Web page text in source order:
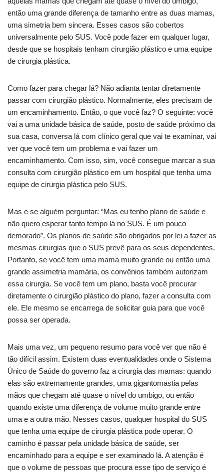
então uma grande diferença de tamanho entre as duas mamas,
uma simetria bem sincera. Esses casos são cobertos
universalmente pelo SUS. Você pode fazer em qualquer lugar,
desde que se hospitais tenham cirurgião plástico e uma equipe
de cirurgia plástica.
Como fazer para chegar lá? Não adianta tentar diretamente
passar com cirurgião plástico. Normalmente, eles precisam de
um encaminhamento. Então, o que você faz? O seguinte: você
vai a uma unidade básica de saúde, posto de saúde próximo da
sua casa, conversa lá com clínico geral que vai te examinar, vai
ver que você tem um problema e vai fazer um
encaminhamento. Com isso, sim, você consegue marcar a sua
consulta com cirurgião plástico em um hospital que tenha uma
equipe de cirurgia plástica pelo SUS.
Mas e se alguém perguntar: “Mas eu tenho plano de saúde e
não quero esperar tanto tempo lá no SUS. É um pouco
demorado”. Os planos de saúde são obrigados por lei a fazer as
mesmas cirurgias que o SUS prevê para os seus dependentes.
Portanto, se você tem uma mama muito grande ou então uma
grande assimetria mamária, os convênios também autorizam
essa cirurgia. Se você tem um plano, basta você procurar
diretamente o cirurgião plástico do plano, fazer a consulta com
ele. Ele mesmo se encarrega de solicitar guia para que você
possa ser operada.
Mais uma vez, um pequeno resumo para você ver que não é
tão difícil assim. Existem duas eventualidades onde o Sistema
Único de Saúde do governo faz a cirurgia das mamas: quando
elas são extremamente grandes, uma gigantomastia pelas
mãos que chegam até quase o nível do umbigo, ou então
quando existe uma diferença de volume muito grande entre
uma e a outra mão. Nesses casos, qualquer hospital do SUS
que tenha uma equipe de cirurgia plástica pode operar. O
caminho é passar pela unidade básica de saúde, ser
encaminhado para a equipe e ser examinado lá. A atenção é
que o volume de pessoas que procura esse tipo de serviço é